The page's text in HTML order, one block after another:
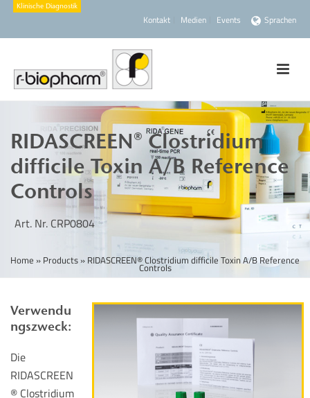
Kontakt Medien Events Sprachen
RIDASCREEN® Clostridium
difficile Toxin A/B Reference
Controls
Art. Nr. CRP0804
Home » Products » RIDASCREEN® Clostridium difficile Toxin A/B Reference
Controls
Verwendu
ngszweck:
Die
RIDASCREEN
® Clostridium